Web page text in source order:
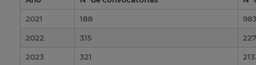
2021
188
983
2022
315
2023
321